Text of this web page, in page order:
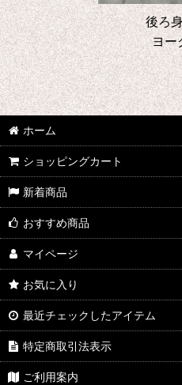
後ろ
ヨー
ホーム
ショッピングカート
新着商品
おすすめ商品
マイページ
お気に入り
最近チェックしたアイテム
特定商取引法表示
ご利用案内